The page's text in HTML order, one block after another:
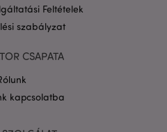
Feltételek
szabályzat
CSAPATA
kapcsolatba